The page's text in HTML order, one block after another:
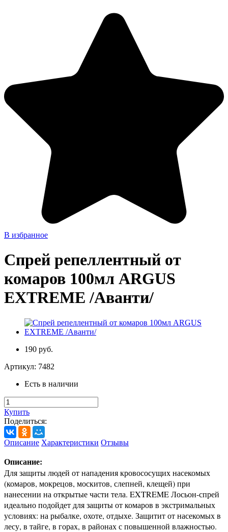
В избранное
Спрей репеллентный от
комаров 100мл ARGUS
EXTREME /Аванти/
190 руб.
Артикул: 7482
Есть в наличии
Купить
Поделиться:
Описание Характеристики Отзывы
Описание:
Для защиты людей от нападения кровососущих насекомых
(комаров, мокрецов, москитов, слепней, клещей) при
нанесении на открытые части тела. EXTREME Лосьон-спрей
идеально подойдет для защиты от комаров в экстримальных
условиях: на рыбалке, охоте, отдыхе. Защитит от насекомых в
лесу, в тайге, в горах, в районах с повышенной влажностью.